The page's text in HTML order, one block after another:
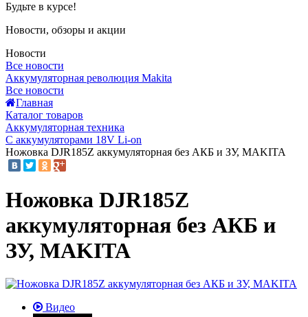
Будьте в курсе!
Новости, обзоры и акции
Новости
Все новости
Аккумуляторная революция Makita
Все новости
Главная
Каталог товаров
Аккумуляторная техника
С аккумуляторами 18V Li-on
Ножовка DJR185Z аккумуляторная без АКБ и ЗУ, MAKITA
Ножовка DJR185Z
аккумуляторная без АКБ и
ЗУ, MAKITA
Видео